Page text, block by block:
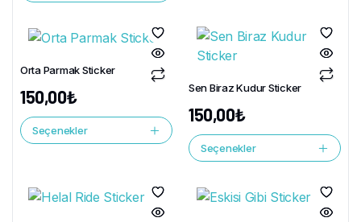
Orta Parmak Sticker
150,00₺
Seçenekler
Sen Biraz Kudur Sticker
150,00₺
Seçenekler